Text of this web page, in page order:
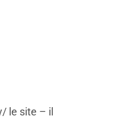
le site – il